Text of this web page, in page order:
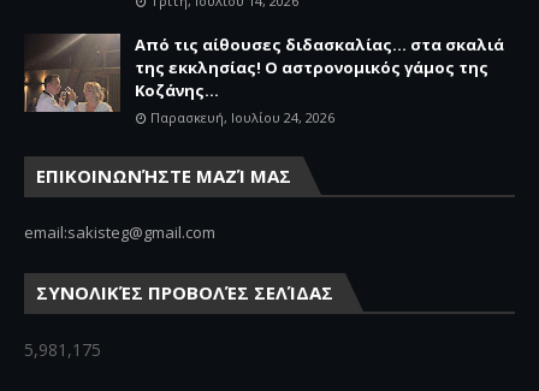
Από τις αίθουσες διδασκαλίας… στα σκαλιά
της εκκλησίας! Ο αστρονομικός γάμος της
Κοζάνης...
Παρασκευή, Ιουλίου 24, 2026
ΕΠΙΚΟΙΝΩΝΉΣΤΕ ΜΑΖΊ ΜΑΣ
email:sakisteg@gmail.com
ΣΥΝΟΛΙΚΈΣ ΠΡΟΒΟΛΈΣ ΣΕΛΊΔΑΣ
5,981,175